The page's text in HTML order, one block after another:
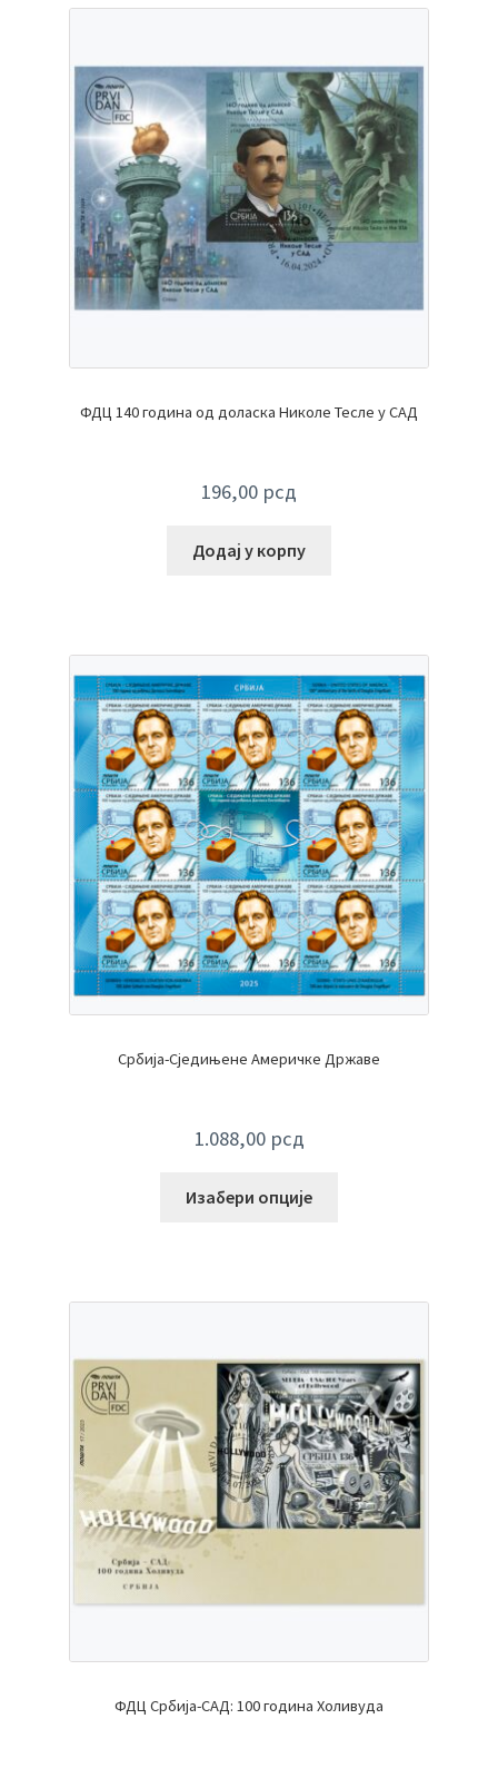
ФДЦ 140 година од доласка Николе Тесле у САД
196,00 рсд
Додај у корпу
Србија-Сједињене Америчке Државе
1.088,00 рсд
Изабери опције
ФДЦ Србија-САД: 100 година Холивуда